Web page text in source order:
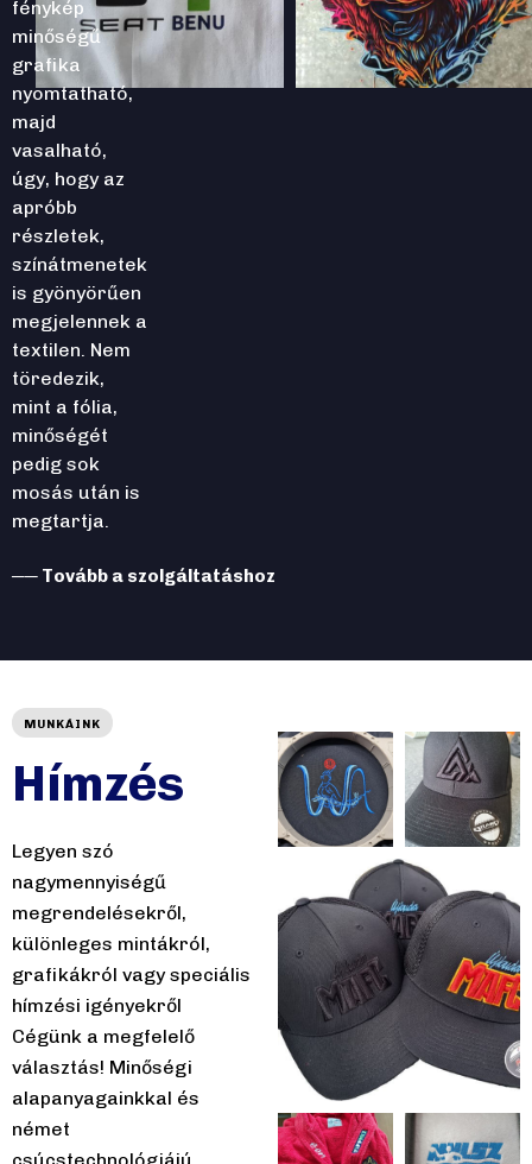
fénykép
minőségű
grafika
nyomtatható,
majd
vasalható,
úgy, hogy az
apróbb
részletek,
színátmenetek
is gyönyörűen
megjelennek a
textilen. Nem
töredezik,
mint a fólia,
minőségét
pedig sok
mosás után is
megtartja.
── Tovább a szolgáltatáshoz
MUNKÁINK
Hímzés
Legyen szó
nagymennyiségű
megrendelésekről,
különleges mintákról,
grafikákról vagy speciális
hímzési igényekről
Cégünk a megfelelő
választás! Minőségi
alapanyagainkkal és
német